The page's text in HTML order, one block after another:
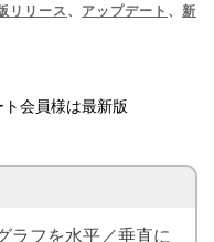
リリース 、 アップデート 、 新
会員様は最新版
ラフを水平／垂直に